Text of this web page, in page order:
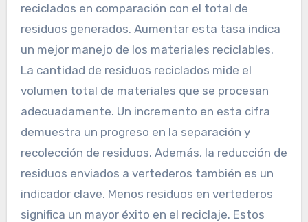
reciclados en comparación con el total de
residuos generados. Aumentar esta tasa indica
un mejor manejo de los materiales reciclables.
La cantidad de residuos reciclados mide el
volumen total de materiales que se procesan
adecuadamente. Un incremento en esta cifra
demuestra un progreso en la separación y
recolección de residuos. Además, la reducción de
residuos enviados a vertederos también es un
indicador clave. Menos residuos en vertederos
significa un mayor éxito en el reciclaje. Estos